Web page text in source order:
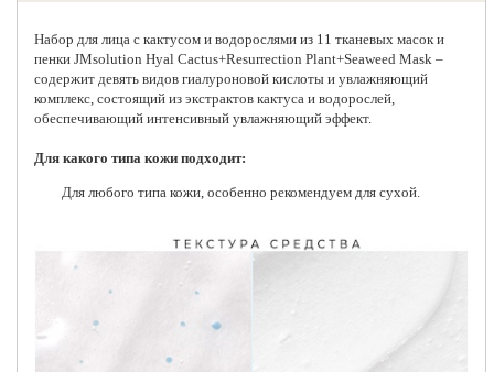
Набор для лица с кактусом и водорослями из 11 тканевых масок и
пенки JMsolution Hyal Cactus+Resurrection Plant+Seaweed Mask –
содержит девять видов гиалуроновой кислоты и увлажняющий
комплекс, состоящий из экстрактов кактуса и водорослей,
обеспечивающий интенсивный увлажняющий эффект.
Для какого типа кожи подходит:
Для любого типа кожи, особенно рекомендуем для сухой.